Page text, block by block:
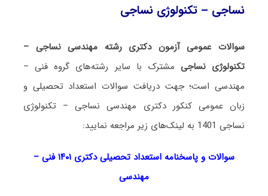
نساجی – تکنولوژی نساجی
سوالات عمومی آزمون دکتری رشته مهندسی نساجی –
تکنولوژی نساجی مشترک با سایر رشته‌های گروه فنی –
مهندسی است؛ جهت دریافت سوالات استعداد تحصیلی و
زبان عمومی کنکور دکتری مهندسی نساجی – تکنولوژی
نساجی 1401 به لینک‌های زیر مراجعه نمایید:
سوالات و پاسخنامه استعداد تحصیلی دکتری
۱۴۰۱ فنی –
مهندسی